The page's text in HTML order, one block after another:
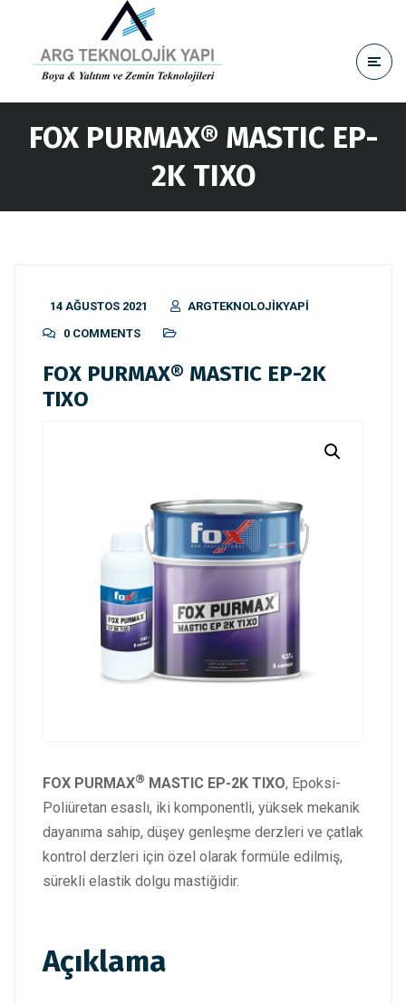
FOX PURMAX® MASTIC EP-
2K TIXO
14 AĞUSTOS 2021
ARGTEKNOLOJIKYAPI
0 COMMENTS
FOX PURMAX® MASTIC EP-2K
TIXO
FOX PURMAX® MASTIC EP-2K TIXO, Epoksi-
Poliüretan esaslı, iki komponentli, yüksek mekanik
dayanıma sahip, düşey genleşme derzleri ve çatlak
kontrol derzleri için özel olarak formüle edilmiş,
sürekli elastik dolgu mastiğidir.
Açıklama